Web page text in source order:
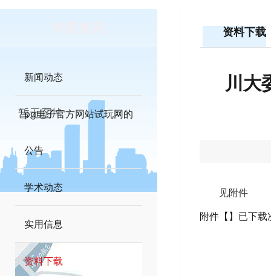
学院资讯
新闻动态
pg电子官方网站试玩网的
公告
学术动态
实用信息
资料下载
资料下载
川大
见附件
附件【】已下载